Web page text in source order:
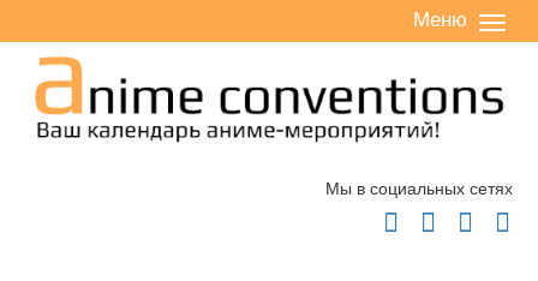
Меню
Мы в социальных сетях
   